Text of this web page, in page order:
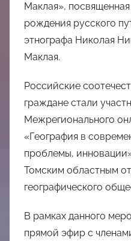
Маклая»,
рождения русского
этнографа Николая
Маклая.
Российские
граждане стали
Межрегионального
«География в
проблемы,
Томским областным
географического
В рамках данного
прямой эфир с